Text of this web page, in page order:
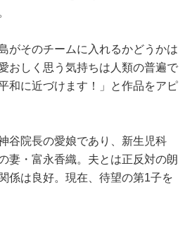
がそのチームに入れるかどうかは
おしく思う気持ちは人類の普遍で
和に近づけます！」と作品をアピ
谷院長の愛娘であり、新生児科
妻・富永香織。夫とは正反対の朗
係は良好。現在、待望の第1子を